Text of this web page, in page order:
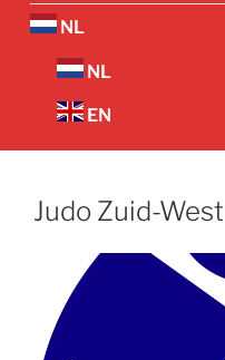
NL
NL
EN
Judo Zuid-West